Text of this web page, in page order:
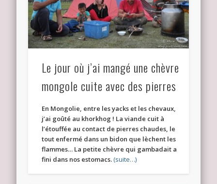
Le jour où j’ai mangé une chèvre
mongole cuite avec des pierres
En Mongolie, entre les yacks et les chevaux,
j’ai goûté au khorkhog ! La viande cuit à
l’étouffée au contact de pierres chaudes, le
tout enfermé dans un bidon que lèchent les
flammes… La petite chèvre qui gambadait a
fini dans nos estomacs.(suite…)